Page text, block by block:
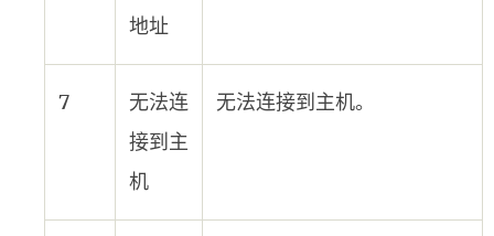
地址
7
无法连
接到主
机
无法连接到主机。